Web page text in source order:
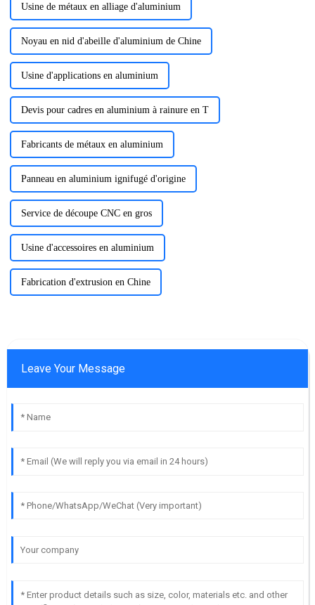
Usine de métaux en alliage d'aluminium
Noyau en nid d'abeille d'aluminium de Chine
Usine d'applications en aluminium
Devis pour cadres en aluminium à rainure en T
Fabricants de métaux en aluminium
Panneau en aluminium ignifugé d'origine
Service de découpe CNC en gros
Usine d'accessoires en aluminium
Fabrication d'extrusion en Chine
Leave Your Message